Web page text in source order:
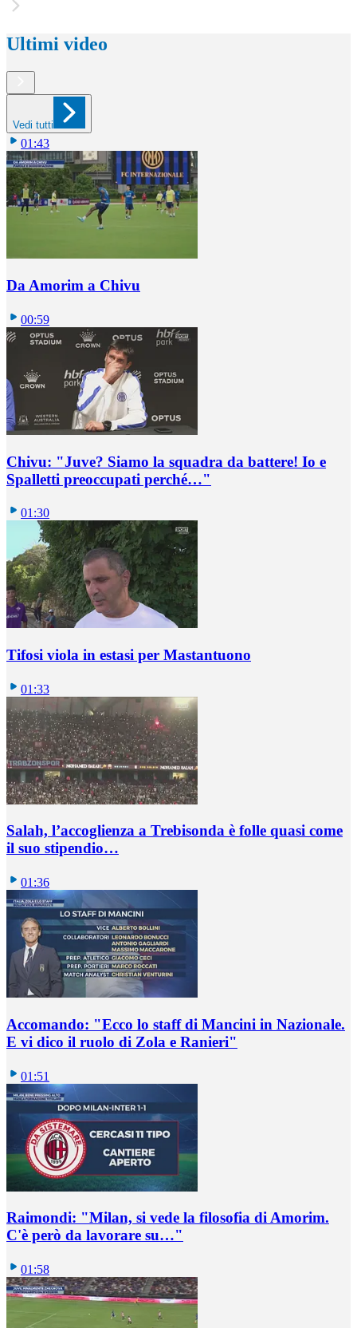
Ultimi video
Vedi tutti
01:43
Da Amorim a Chivu
00:59
Chivu: "Juve? Siamo la squadra da battere! Io e
Spalletti preoccupati perché…"
01:30
Tifosi viola in estasi per Mastantuono
01:33
Salah, l’accoglienza a Trebisonda è folle quasi come
il suo stipendio…
01:36
Accomando: "Ecco lo staff di Mancini in Nazionale.
E vi dico il ruolo di Zola e Ranieri"
01:51
Raimondi: "Milan, si vede la filosofia di Amorim.
C'è però da lavorare su…"
01:58